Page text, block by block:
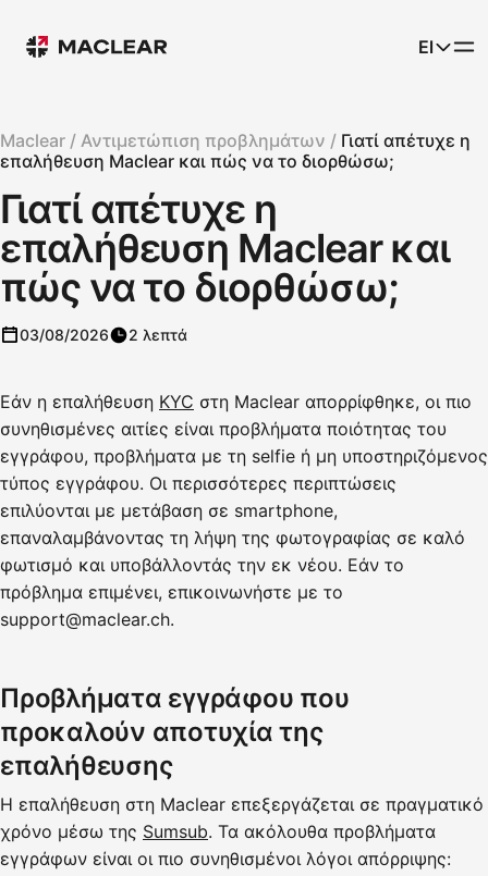
El
Maclear / Αντιμετώπιση προβλημάτων / Γιατί απέτυχε η
επαλήθευση Maclear και πώς να το διορθώσω;
Γιατί απέτυχε η
επαλήθευση Maclear και
πώς να το διορθώσω;
03/08/2026 2 λεπτά
Εάν η επαλήθευση KYC στη Maclear απορρίφθηκε, οι πιο
συνηθισμένες αιτίες είναι προβλήματα ποιότητας του
εγγράφου, προβλήματα με τη selfie ή μη υποστηριζόμενος
τύπος εγγράφου. Οι περισσότερες περιπτώσεις
επιλύονται με μετάβαση σε smartphone,
επαναλαμβάνοντας τη λήψη της φωτογραφίας σε καλό
φωτισμό και υποβάλλοντάς την εκ νέου. Εάν το
πρόβλημα επιμένει, επικοινωνήστε με το
support@maclear.ch.
Προβλήματα εγγράφου που
προκαλούν αποτυχία της
επαλήθευσης
Η επαλήθευση στη Maclear επεξεργάζεται σε πραγματικό
χρόνο μέσω της Sumsub. Τα ακόλουθα προβλήματα
εγγράφων είναι οι πιο συνηθισμένοι λόγοι απόρριψης: